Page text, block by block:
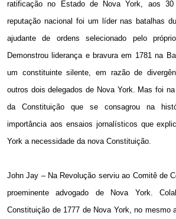
ratificação no Estado de Nova York, aos
reputação nacional foi um líder nas batalhas
ajudante de ordens selecionado pelo
Demonstrou liderança e bravura em 1781 na
um constituinte silente, em razão de
outros dois delegados de Nova York. Mas foi
da Constituição que se consagrou na
importância aos ensaios jornalísticos que
York a necessidade da nova Constituição.
John Jay – Na Revolução serviu ao Comitê de
proeminente advogado de Nova York.
Constituição de 1777 de Nova York, no mesmo